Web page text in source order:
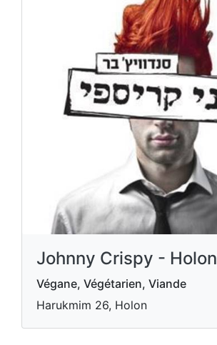
Johnny Crispy - Holon
Végane, Végétarien, Viande
Harukmim 26, Holon